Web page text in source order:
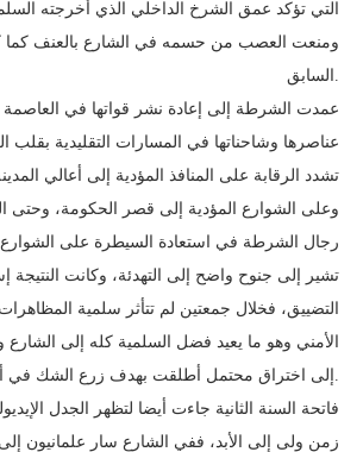
التي تؤكد عمق الشرخ الداخلي الذي أخرجته
ومنعت العصب من حسمه في الشارع بالعنف كما
السابق.
عمدت الشرطة إلى إعادة نشر قواتها في
عناصرها وشاحناتها في المسارات التقليدية
تشدد الرقابة على المنافذ المؤدية إلى أعالي
وعلى الشوارع المؤدية إلى قصر الحكومة، وحتى
رجال الشرطة في استعادة السيطرة على الشوارع
تشير إلى جنوح واضح إلى التهدئة، وكانت
التضييق، فخلال جمعتين لم تتأثر سلمية
الأمني وهو ما يعيد فضل السلمية كله إلى
إلى اختراق محتمل أطلقت بهدف زرع الشك في أوساط المتظاهرين.
فاتحة السنة الثانية جاءت أيضا لتظهر الجدل
زمن ولى إلى الأبد، ففي الشارع سار علمانيون